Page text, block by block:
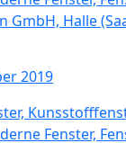
2019